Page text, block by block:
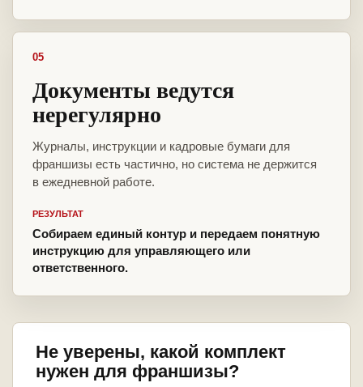
05
Документы ведутся
нерегулярно
Журналы, инструкции и кадровые бумаги для
франшизы есть частично, но система не держится
в ежедневной работе.
РЕЗУЛЬТАТ
Собираем единый контур и передаем понятную
инструкцию для управляющего или
ответственного.
Не уверены, какой комплект
нужен для франшизы?